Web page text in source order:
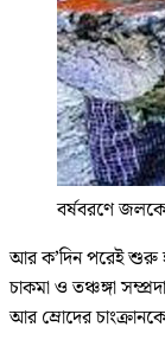
বর্ষবরণে
আর ক’দিন পরেই শুরু
চাকমা ও তঞ্চঙ্গা
আর ম্রোদের